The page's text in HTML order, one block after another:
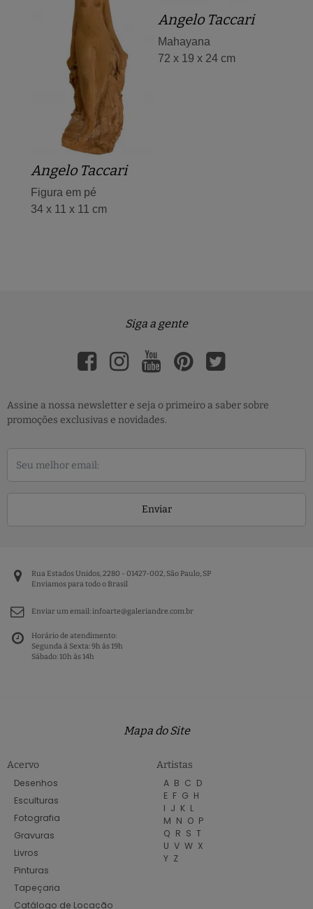
Angelo Taccari
Mahayana
72 x 19 x 24 cm
Angelo Taccari
Figura em pé
34 x 11 x 11 cm
Siga a gente
Assine a nossa newsletter e seja o primeiro a saber sobre
promoções exclusivas e novidades.
Enviar
Rua Estados Unidos, 2280 - 01427-002, São Paulo, SP
Enviamos para todo o Brasil
Enviar um email:infoarte@galeriandre.com.br
Horário de atendimento:
Segunda à Sexta: 9h às 19h
Sábado: 10h às 14h
Mapa do Site
Acervo
Desenhos
Esculturas
Fotografia
Gravuras
Livros
Pinturas
Tapeçaria
Catálogo de Locação
Artistas
A B C D
E F G H
I J K L
M N O P
Q R S T
U V W X
Y Z